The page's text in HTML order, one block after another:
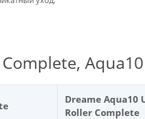
Dreame Aqua10
Roller Complete